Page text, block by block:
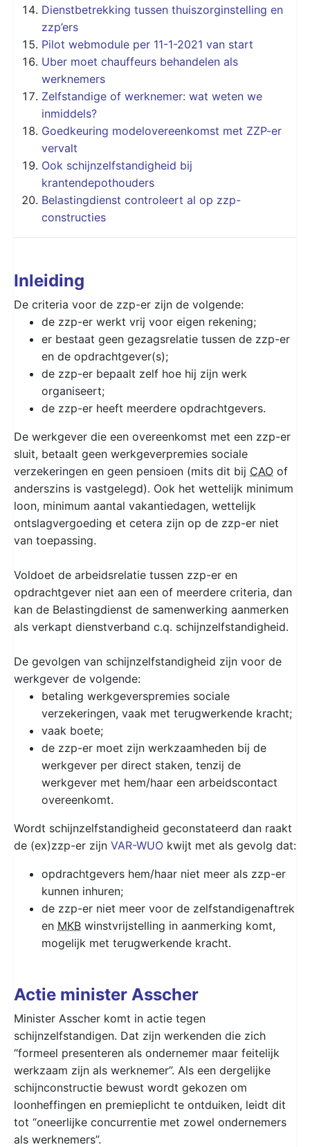
Dienstbetrekking tussen thuiszorginstelling en
zzp’ers
Pilot webmodule per 11-1-2021 van start
Uber moet chauffeurs behandelen als
werknemers
Zelfstandige of werknemer: wat weten we
inmiddels?
Goedkeuring modelovereenkomst met ZZP-er
vervalt
Ook schijnzelfstandigheid bij
krantendepothouders
Belastingdienst controleert al op zzp-
constructies
Inleiding
De criteria voor de zzp-er zijn de volgende:
de zzp-er werkt vrij voor eigen rekening;
er bestaat geen gezagsrelatie tussen de zzp-er
en de opdrachtgever(s);
de zzp-er bepaalt zelf hoe hij zijn werk
organiseert;
de zzp-er heeft meerdere opdrachtgevers.
De werkgever die een overeenkomst met een zzp-er
sluit, betaalt geen werkgeverpremies sociale
verzekeringen en geen pensioen (mits dit bij CAO of
anderszins is vastgelegd). Ook het wettelijk minimum
loon, minimum aantal vakantiedagen, wettelijk
ontslagvergoeding et cetera zijn op de zzp-er niet
van toepassing.
Voldoet de arbeidsrelatie tussen zzp-er en
opdrachtgever niet aan een of meerdere criteria, dan
kan de Belastingdienst de samenwerking aanmerken
als verkapt dienstverband c.q. schijnzelfstandigheid.
De gevolgen van schijnzelfstandigheid zijn voor de
werkgever de volgende:
betaling werkgeverspremies sociale
verzekeringen, vaak met terugwerkende kracht;
vaak boete;
de zzp-er moet zijn werkzaamheden bij de
werkgever per direct staken, tenzij de
werkgever met hem/haar een arbeidscontact
overeenkomt.
Wordt schijnzelfstandigheid geconstateerd dan raakt
de (ex)zzp-er zijn VAR-WUO kwijt met als gevolg dat:
opdrachtgevers hem/haar niet meer als zzp-er
kunnen inhuren;
de zzp-er niet meer voor de zelfstandigenaftrek
en MKB winstvrijstelling in aanmerking komt,
mogelijk met terugwerkende kracht.
Actie minister Asscher
Minister Asscher komt in actie tegen
schijnzelfstandigen. Dat zijn werkenden die zich
“formeel presenteren als ondernemer maar feitelijk
werkzaam zijn als werknemer”. Als een dergelijke
schijnconstructie bewust wordt gekozen om
loonheffingen en premieplicht te ontduiken, leidt dit
tot “oneerlijke concurrentie met zowel ondernemers
als werknemers”.